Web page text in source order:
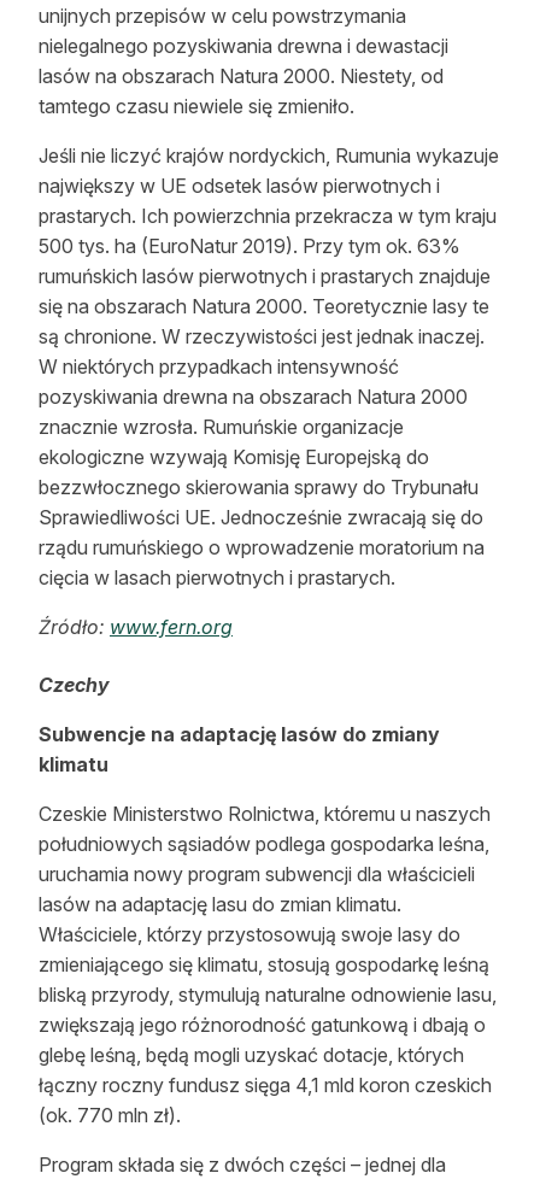
unijnych przepisów w celu powstrzymania
nielegalnego pozyskiwania drewna i dewastacji
lasów na obszarach Natura 2000. Niestety, od
tamtego czasu niewiele się zmieniło.
Jeśli nie liczyć krajów nordyckich, Rumunia wykazuje
największy w UE odsetek lasów pierwotnych i
prastarych. Ich powierzchnia przekracza w tym kraju
500 tys. ha (EuroNatur 2019). Przy tym ok. 63%
rumuńskich lasów pierwotnych i prastarych znajduje
się na obszarach Natura 2000. Teoretycznie lasy te
są chronione. W rzeczywistości jest jednak inaczej.
W niektórych przypadkach intensywność
pozyskiwania drewna na obszarach Natura 2000
znacznie wzrosła. Rumuńskie organizacje
ekologiczne wzywają Komisję Europejską do
bezzwłocznego skierowania sprawy do Trybunału
Sprawiedliwości UE. Jednocześnie zwracają się do
rządu rumuńskiego o wprowadzenie moratorium na
cięcia w lasach pierwotnych i prastarych.
Źródło: www.fern.org
Czechy
Subwencje na adaptację lasów do zmiany
klimatu
Czeskie Ministerstwo Rolnictwa, któremu u naszych
południowych sąsiadów podlega gospodarka leśna,
uruchamia nowy program subwencji dla właścicieli
lasów na adaptację lasu do zmian klimatu.
Właściciele, którzy przystosowują swoje lasy do
zmieniającego się klimatu, stosują gospodarkę leśną
bliską przyrody, stymulują naturalne odnowienie lasu,
zwiększają jego różnorodność gatunkową i dbają o
glebę leśną, będą mogli uzyskać dotacje, których
łączny roczny fundusz sięga 4,1 mld koron czeskich
(ok. 770 mln zł).
Program składa się z dwóch części – jednej dla